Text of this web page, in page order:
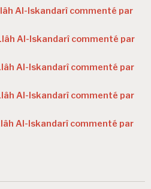
Al-Iskandarî commenté par
Al-Iskandarî commenté par
Al-Iskandarî commenté par
Al-Iskandarî commenté par
Al-Iskandarî commenté par